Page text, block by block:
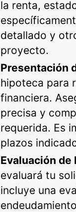
la renta,
detallado y
proyecto.
Presentación
hipoteca para
financiera.
precisa y
requerida. Es
plazos
Evaluación
evaluará tu
incluye una